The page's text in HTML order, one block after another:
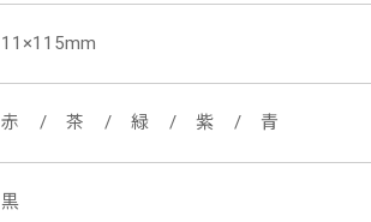
11×115mm
赤 / 茶 / 緑 / 紫 / 青
黒